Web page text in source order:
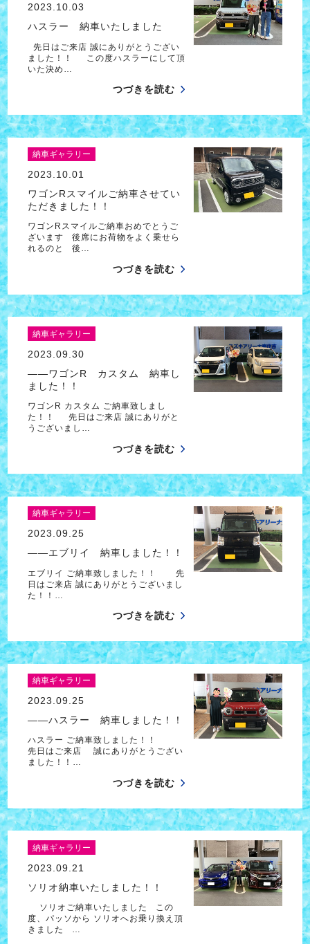
2023.10.03
ハスラー 納車いたしました
先日はご来店 誠にありがとうござい
ました！！ この度ハスラーにして頂
いた決め…
つづきを読む
納車ギャラリー
2023.10.01
ワゴンRスマイルご納車させてい
ただきました！！
ワゴンRスマイルご納車おめでとうご
ざいます 後席にお荷物をよく乗せら
れるのと 後…
つづきを読む
納車ギャラリー
2023.09.30
――ワゴンR カスタム 納車し
ました！！
ワゴンR カスタム ご納車致しまし
た！！ 先日はご来店 誠にありがと
うございまし…
つづきを読む
納車ギャラリー
2023.09.25
――エブリイ 納車しました！！
エブリイ ご納車致しました！！ 先
日はご来店 誠にありがとうございまし
た！！…
つづきを読む
納車ギャラリー
2023.09.25
――ハスラー 納車しました！！
ハスラー ご納車致しました！！
先日はご来店 誠にありがとうござい
ました！！…
つづきを読む
納車ギャラリー
2023.09.21
ソリオ納車いたしました！！
ソリオご納車いたしました この
度、パッソから ソリオへお乗り換え頂
きました …